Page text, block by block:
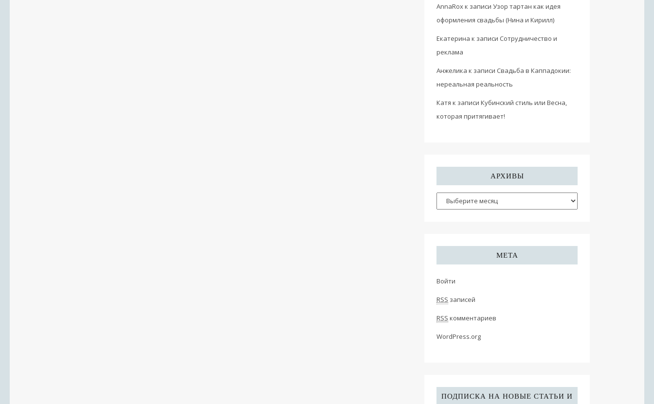
AnnaRoxк записи Узор тартан как идея
оформления свадьбы (Нина и Кирилл)
Екатерина к записи Сотрудничество и
реклама
Анжелика к записи Свадьба в Каппадокии:
нереальная реальность
Катя к записи Кубинский стиль или Весна,
которая притягивает!
АРХИВЫ
МЕТА
Войти
RSS записей
RSS комментариев
WordPress.org
ПОДПИСКА НА НОВЫЕ СТАТЬИ И